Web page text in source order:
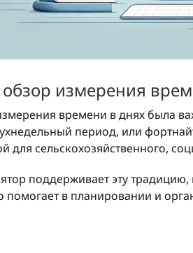
измерения
времени в днях была
период, или
для сельскохозяйственного,
поддерживает эту
помогает в планировании и